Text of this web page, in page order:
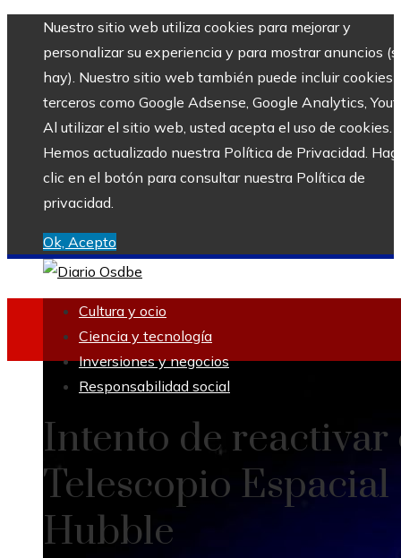
Nuestro sitio web utiliza cookies para mejorar y
personalizar su experiencia y para mostrar anuncios
hay). Nuestro sitio web también puede incluir cookies
terceros como Google Adsense, Google Analytics,
Al utilizar el sitio web, usted acepta el uso de cookies.
Hemos actualizado nuestra Política de Privacidad.
clic en el botón para consultar nuestra Política de
privacidad.
Ok, Acepto
Cultura y ocio
Ciencia y tecnología
Inversiones y negocios
Responsabilidad social
Uncategorized
Intento de reactivar
Telescopio Espacial
Hubble